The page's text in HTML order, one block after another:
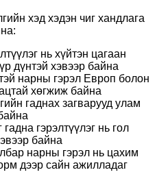
хэд хэдэн чиг хандлага
нь хүйтэн цагаан
дүнтэй хэвээр байна
нарны гэрэл Европ болон
хөгжиж байна
гаднах загварууд улам
гэрэлтүүлэг нь гол
байна
нарны гэрэл нь цахим
дээр сайн ажилладаг